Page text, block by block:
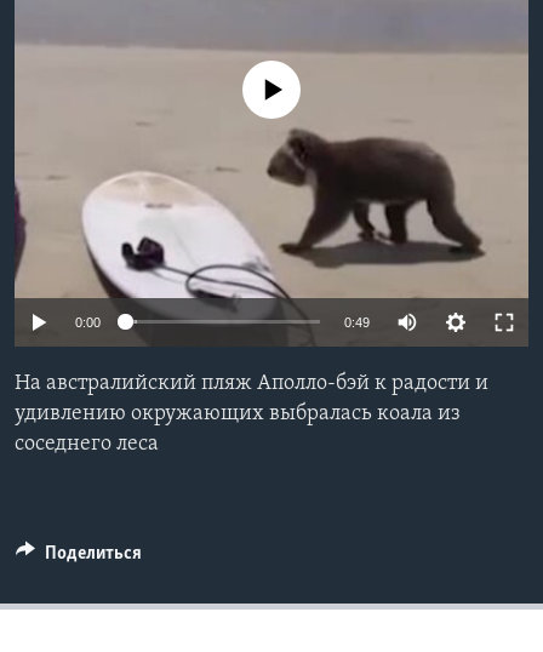
Learning English
Языки
No media source currently available
0:00 0:49
На австралийский пляж Аполло-бэй к радости и
удивлению окружающих выбралась коала из
соседнего леса
Поделиться